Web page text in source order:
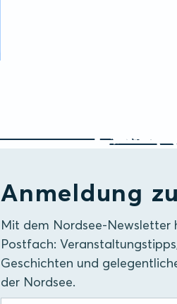
Anmeldung
Mit dem Nordsee-Newsletter
Postfach:
Geschichten und
der Nordsee.